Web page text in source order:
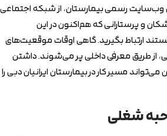
وب‌سایت رسمی بیمارستان، از شبکه اجتماعی
و پرستارانی که هم‌اکنون در این
ارتباط بگیرید. گاهی اوقات موقعیت‌های
از طریق معرفی داخلی پر می‌شوند. داشتن
مسیر کار در بیمارستان ایرانیان دبی را
شغلی